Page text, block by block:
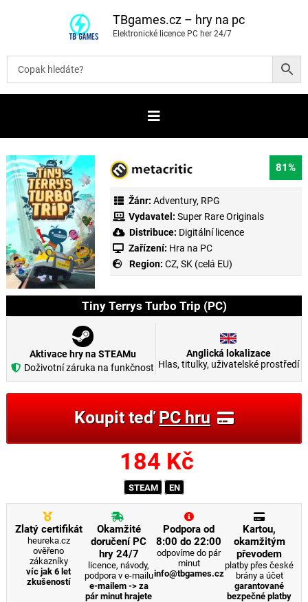
t
b
TBgames.cz – hry na pc
Elektronické licence PC her 24/7
81%
Žánr: Adventury, RPG
Vydavatel: Super Rare Originals
Distribuce: Digitální licence
Zařízení: Hra na PC
Region: CZ, SK (celá EU)
Tiny Terrys Turbo Trip (PC)
Aktivace hry na STEAMu
Doživotní záruka na funkčnost
Anglická lokalizace
Hlas, titulky, uživatelské prostředí
Koupit teďPC hru
184 Kč
STEAM EN
Zlatý certifikát
heureka.cz
ověřeno
zákazníky
víc jak 6 let
zkušeností
Okamžité
doručení PC
hry 24/7
licence, návody,
podpora v e-mailu
e-mailem -> za
pár minut hrajete
Podpora od
8:00 do 22:00
odpovíme do pár
minut
info@tbgames.cz
Kartou,
okamžitým
převodem
platby přes české
brány a účet
garantované
bezpečné platby